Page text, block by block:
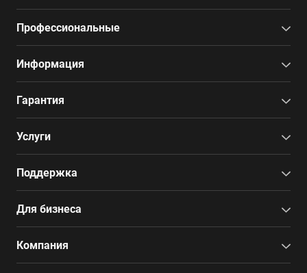
Профессиональные
Информация
Гарантия
Услуги
Поддержка
Для бизнеса
Компания